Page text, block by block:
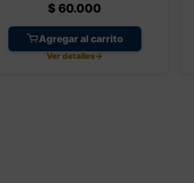
$ 60.000
Agregar al carrito
Ver detalles→